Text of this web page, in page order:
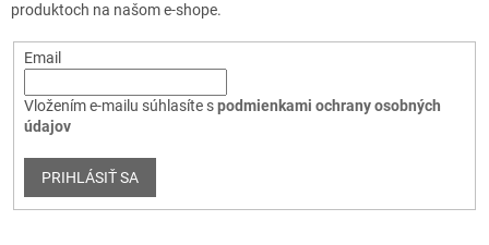
produktoch na našom e-shope.
Email
Vložením e-mailu súhlasíte spodmienkami ochrany osobných
údajov
PRIHLÁSIŤ SA